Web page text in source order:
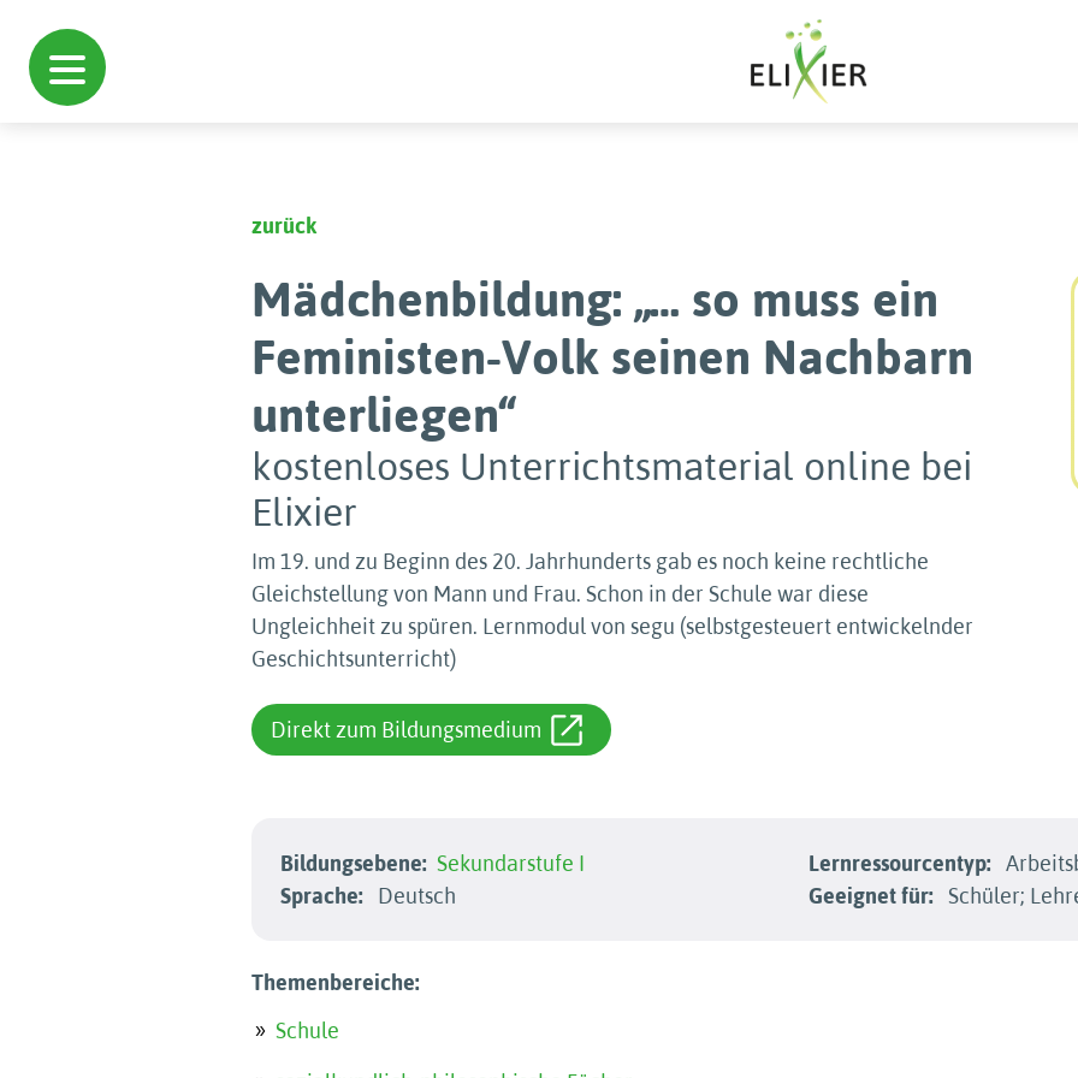
zurück
Mädchenbildung: „… so muss ein
Feministen-Volk seinen Nachbarn
unterliegen“
kostenloses Unterrichtsmaterial online bei
Elixier
Im 19. und zu Beginn des 20. Jahrhunderts gab es noch keine rechtliche
Gleichstellung von Mann und Frau. Schon in der Schule war diese
Ungleichheit zu spüren. Lernmodul von segu (selbstgesteuert entwickelnder
Geschichtsunterricht)
Direkt zum Bildungsmedium
Bildungsebene: Sekundarstufe I
Sprache:
Deutsch
Lernressourcentyp:
Geeignet für:
Schüler;
Themenbereiche:
Schule